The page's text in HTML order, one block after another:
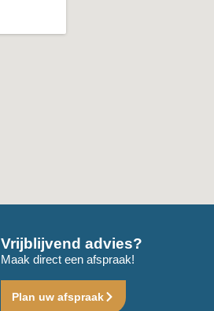
Vrijblijvend advies?
Maak direct een afspraak!
Plan uw afspraak